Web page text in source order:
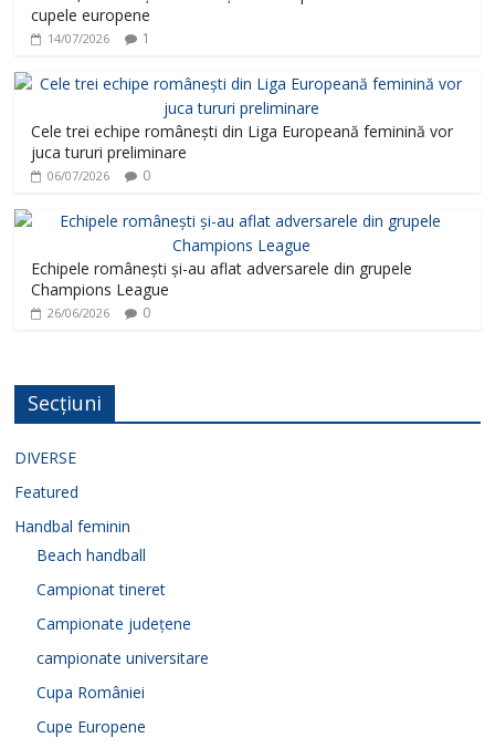
cupele europene
14/07/2026 1
Cele trei echipe românești din Liga Europeană feminină vor
juca tururi preliminare
06/07/2026 0
Echipele românești și-au aflat adversarele din grupele
Champions League
26/06/2026 0
Secțiuni
DIVERSE
Featured
Handbal feminin
Beach handball
Campionat tineret
Campionate județene
campionate universitare
Cupa României
Cupe Europene